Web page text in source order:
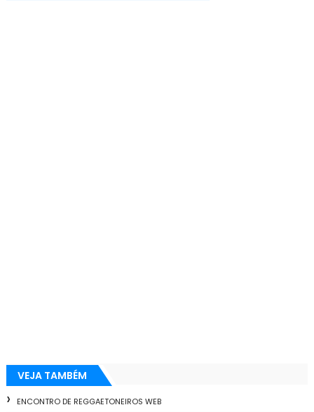
VEJA TAMBÉM
ENCONTRO DE REGGAETONEIROS WEB